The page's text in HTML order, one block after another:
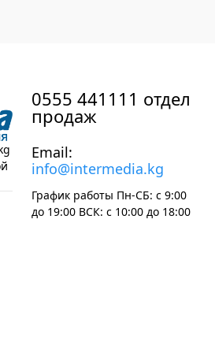
0555 441111 отдел
продаж
Email:
info@intermedia.kg
График работы Пн-СБ: с 9:00
до 19:00 ВСК: с 10:00 до 18:00